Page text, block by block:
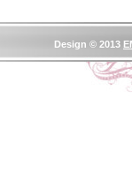
Design © 2013